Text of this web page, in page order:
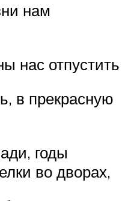
нам
нас отпустить
в прекрасную
годы
во дворах,